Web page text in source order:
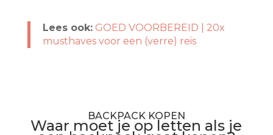
Lees ook: GOED VOORBEREID | 20x
musthaves voor een (verre) reis
BACKPACK KOPEN
Waar moet je op letten als je